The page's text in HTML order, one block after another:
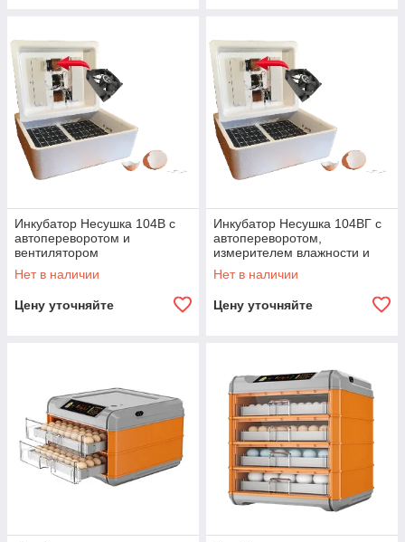
Инкубатор Несушка 104В с
автопереворотом и
вентилятором
Нет в наличии
Цену уточняйте
Инкубатор Несушка 104ВГ с
автопереворотом,
измерителем влажности и
вентилятором
Нет в наличии
Цену уточняйте